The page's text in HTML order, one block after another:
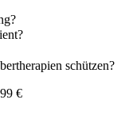
schützen?
€